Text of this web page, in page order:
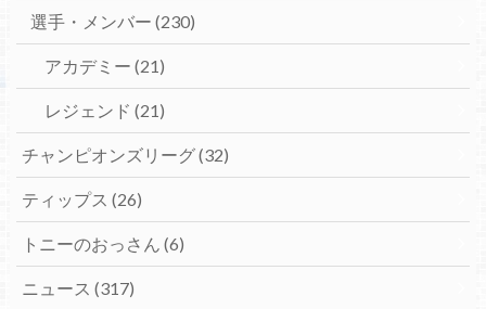
選手・メンバー (230)
アカデミー (21)
レジェンド (21)
チャンピオンズリーグ(32)
ティップス (26)
トニーのおっさん (6)
ニュース (317)